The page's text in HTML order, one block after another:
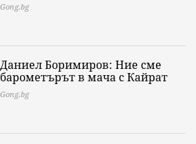
Gong.bg
Даниел Боримиров: Ние сме
барометърът в мача с Кайрат
Gong.bg